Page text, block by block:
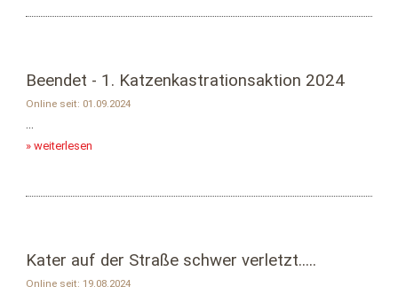
Beendet - 1. Katzenkastrationsaktion 2024
Online seit: 01.09.2024
...
» weiterlesen
Kater auf der Straße schwer verletzt.....
Online seit: 19.08.2024